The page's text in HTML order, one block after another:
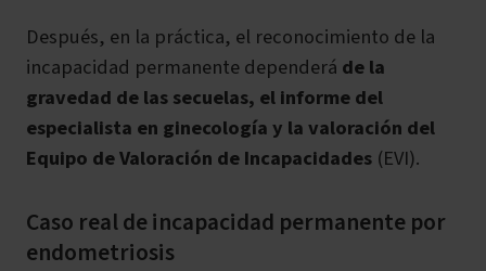
Después, en la práctica, el reconocimiento de la
incapacidad permanente dependerá de la
gravedad de las secuelas, el informe del
especialista en ginecología y la valoración del
Equipo de Valoración de Incapacidades (EVI).
Caso real de incapacidad permanente por
endometriosis